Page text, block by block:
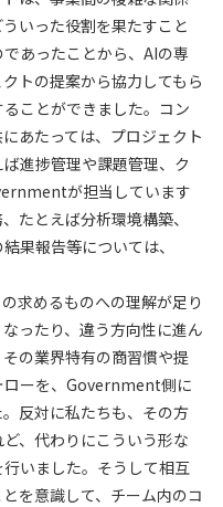
いった役割を果たすこと
あったことから、AIの専
トの提案から協力してもら
ことができました。コン
あたっては、プロジェクト
進捗管理や課題管理、ク
が担当しています
たとえば分析環境構築、
果報告等については、
求めるものへの理解が足り
ったり、違う方向性に進ん
の業界特有の商習慣や提
ローを、Government側に
反対に私たちも、その方
、代わりにこういう形な
いました。そうして相互
を意識して、チーム内のコ